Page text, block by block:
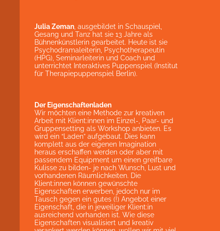
Julia Zeman, ausgebildet in Schauspiel,
Gesang und Tanz hat sie 13 Jahre als
Bühnenkünstlerin gearbeitet. Heute ist sie
Psychodramaleiterin, Psychotherapeutin
(HPG), Seminarleiterin und Coach und
unterrichtet Interaktives Puppenspiel (Institut
für Therapiepuppenspiel Berlin).
Der Eigenschaftenladen
Wir möchten eine Methode zur kreativen
Arbeit mit Klient:innen im Einzel-, Paar- und
Gruppensetting als Workshop anbieten. Es
wird ein “Laden” aufgebaut. Dies kann
komplett aus der eigenen Imagination
heraus erschaffen werden oder aber mit
passendem Equipment um einen greifbare
Kulisse zu bilden- je nach Wunsch, Lust und
vorhandenen Räumlichkeiten. Die
Klient:innen können gewünschte
Eigenschaften erwerben, jedoch nur im
Tausch gegen ein gutes (!) Angebot einer
Eigenschaft, die in jeweiliger Klient:in
ausreichend vorhanden ist. Wie diese
Eigenschaften visualisiert und kreativ